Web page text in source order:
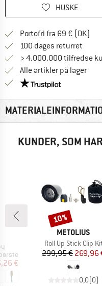
HUSKE
Portofri fra 69 € (DK)
100 dages returret
> 4.000.000 tilfredse
Alle artikler på lager
Vi er
KUNDER, SOM
pris
€
MÆRKE
METOLIUS
Artikel
Roll Up Stick Clip Kit
Pris
299,95 €Nedsat
269,96
0,0(0)
Rabat
10%